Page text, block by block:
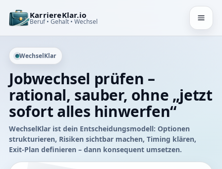
KarriereKlar.io
Beruf • Gehalt • Wechsel
WechselKlar
Jobwechsel prüfen –
rational, sauber, ohne „jetzt
sofort alles hinwerfen“
WechselKlar ist dein Entscheidungsmodell: Optionen
strukturieren, Risiken sichtbar machen, Timing klären,
Exit-Plan definieren – dann konsequent umsetzen.